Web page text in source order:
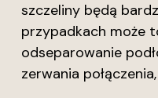
szczeliny będą
przypadkach może
odseparowanie
zerwania